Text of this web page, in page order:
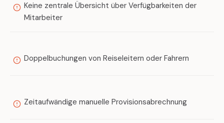
Keine zentrale Übersicht über Verfügbarkeiten der
Mitarbeiter
Doppelbuchungen von Reiseleitern oder Fahrern
Zeitaufwändige manuelle Provisionsabrechnung